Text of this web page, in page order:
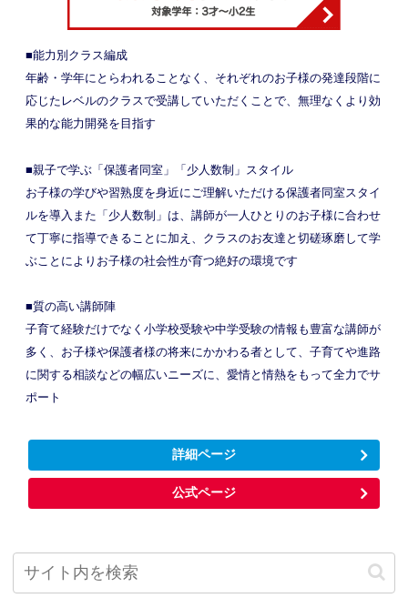
■能力別クラス編成
年齢・学年にとらわれることなく、それぞれのお子様の発達段階に
応じたレベルのクラスで受講していただくことで、無理なくより効
果的な能力開発を目指す
■親子で学ぶ「保護者同室」「少人数制」スタイル
お子様の学びや習熟度を身近にご理解いただける保護者同室スタイ
ルを導入また「少人数制」は、講師が一人ひとりのお子様に合わせ
て丁寧に指導できることに加え、クラスのお友達と切磋琢磨して学
ぶことによりお子様の社会性が育つ絶好の環境です
■質の高い講師陣
子育て経験だけでなく小学校受験や中学受験の情報も豊富な講師が
多く、お子様や保護者様の将来にかかわる者として、子育てや進路
に関する相談などの幅広いニーズに、愛情と情熱をもって全力でサ
ポート
詳細ページ
公式ページ